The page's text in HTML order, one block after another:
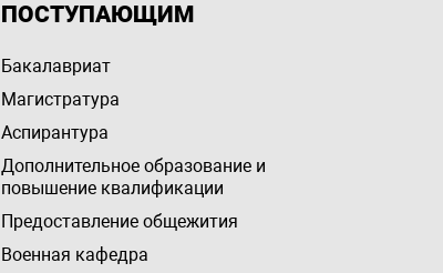
ПОСТУПАЮЩИМ
Бакалавриат
Магистратура
Аспирантура
Дополнительное образование и
повышение квалификации
Предоставление общежития
Военная кафедра